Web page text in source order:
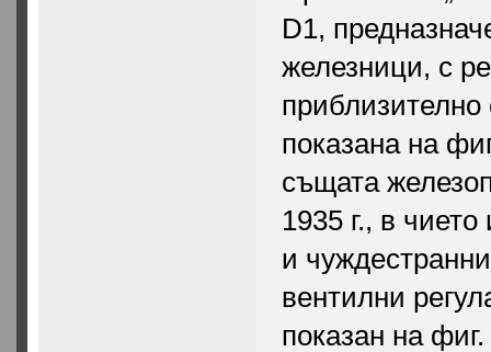
D1,
железници, с
приблизително
показана на
същата
1935 г., в
и
вентилни
показан на фиг.